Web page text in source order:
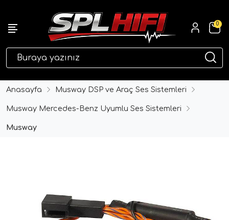
0
Anasayfa Musway DSP ve Araç Ses Sistemleri
Musway Mercedes-Benz Uyumlu Ses Sistemleri
Musway